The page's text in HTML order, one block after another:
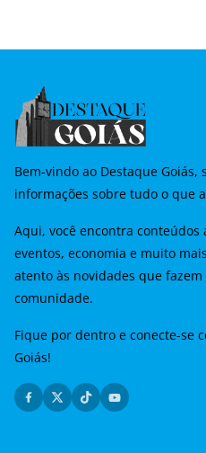
Bem-vindo ao Destaque
informações sobre tudo o que
Aqui, você encontra
eventos, economia e muito
atento às novidades que
comunidade.
Fique por dentro e conecte-se
Goiás!